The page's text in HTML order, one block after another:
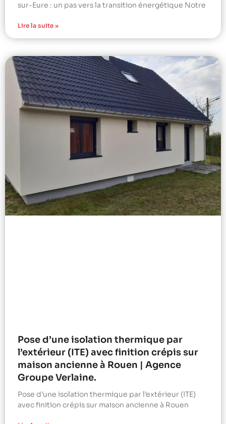
sur-Eure : un pas vers la transition énergétique Notre
Lire la suite »
Pose d’une isolation thermique par
l’extérieur (ITE) avec finition crépis sur
maison ancienne à Rouen | Agence
Groupe Verlaine.
Pose d’une isolation thermique par l’extérieur (ITE)
avec finition crépis sur maison ancienne à Rouen